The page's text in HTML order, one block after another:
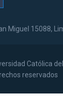
Miguel 15088,
Católica
reservados